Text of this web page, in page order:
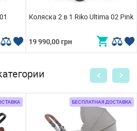
Коляска 2 в 1 Riko Ultima 02 Pink
19 990,00 грн
БЕСПЛАТНАЯ ДОСТАВКА